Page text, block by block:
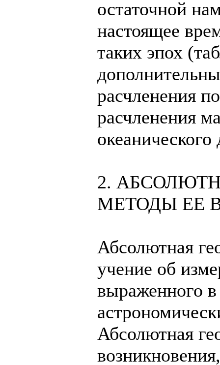
остаточной
настоящее
таких эпох
расчленения
расчленения
2.
МЕТОДЫ ЕЕ
Абсолютная
учение об
выраженного
Абсолютная